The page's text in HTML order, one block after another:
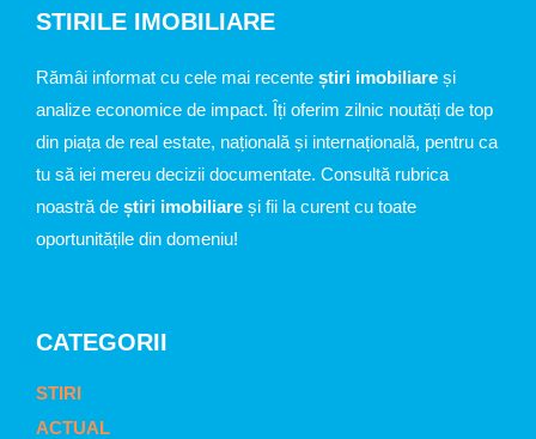
STIRILE IMOBILIARE
Rămâi informat cu cele mai recente știri imobiliare și
analize economice de impact. Îți oferim zilnic noutăți de top
din piața de real estate, națională și internațională, pentru ca
tu să iei mereu decizii documentate. Consultă rubrica
noastră de știri imobiliare și fii la curent cu toate
oportunitățile din domeniu!
CATEGORII
STIRI
ACTUAL